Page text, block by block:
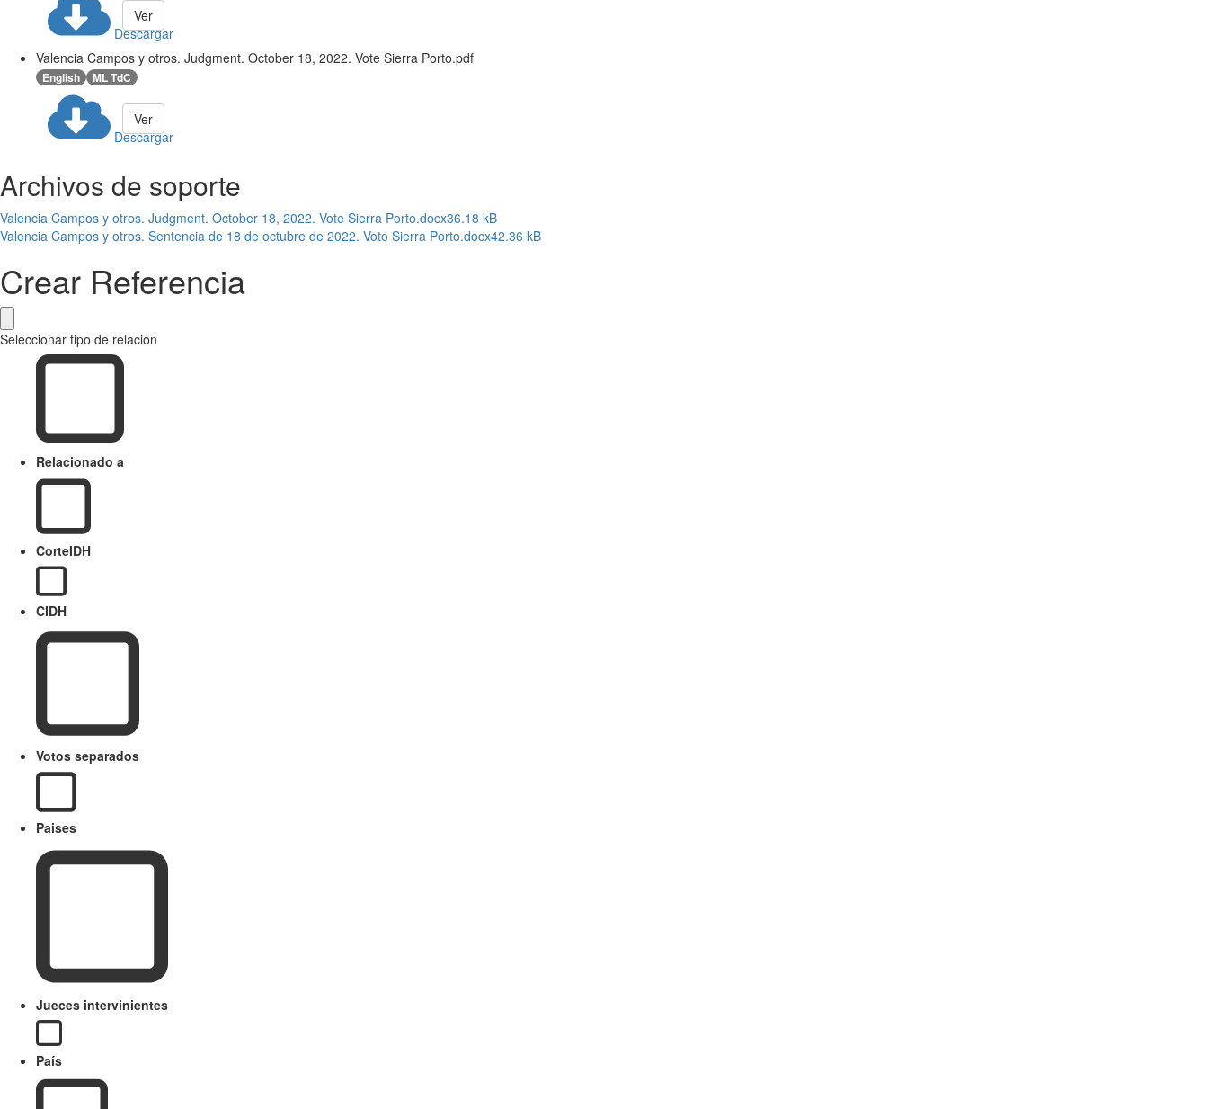
Descargar
Ver
Valencia Campos y otros. Judgment. October 18, 2022. Vote Sierra Porto.pdf
English ML TdC
Descargar
Ver
Archivos de soporte
Valencia Campos y otros. Judgment. October 18, 2022. Vote Sierra Porto.docx36.18 kB
Valencia Campos y otros. Sentencia de 18 de octubre de 2022. Voto Sierra Porto.docx42.36 kB
Crear Referencia
Seleccionar tipo de relación
Relacionado a
CorteIDH
CIDH
Votos separados
Paises
Jueces intervinientes
País